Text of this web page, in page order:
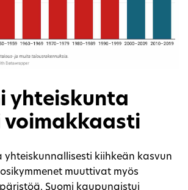
yhteiskunta
voimakkaasti
yhteiskunnallisesti kiihkeän kasvun
muuttivat myös
Suomi kaupungistui